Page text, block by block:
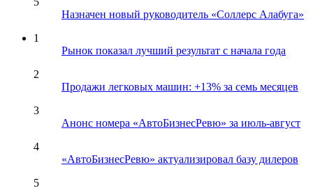
Назначен новый руководитель «Соллерс Алабуга»
1
Рынок показал лучший результат с начала года
2
Продажи легковых машин: +13% за семь месяцев
3
Анонс номера «АвтоБизнесРевю» за июль-август
4
«АвтоБизнесРевю» актуализировал базу дилеров
5